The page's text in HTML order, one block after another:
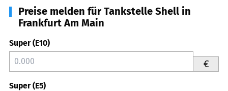
Preise melden für Tankstelle Shell in
Frankfurt Am Main
Super (E10)
€
Super (E5)